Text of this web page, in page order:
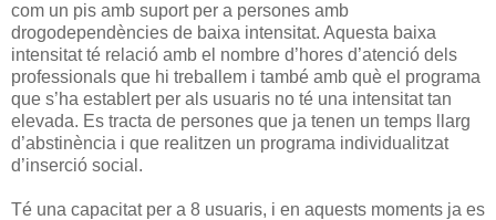
com un pis amb suport per a persones amb
drogodependències de baixa intensitat. Aquesta baixa
intensitat té relació amb el nombre d’hores d’atenció dels
professionals que hi treballem i també amb què el programa
que s’ha establert per als usuaris no té una intensitat tan
elevada. Es tracta de persones que ja tenen un temps llarg
d’abstinència i que realitzen un programa individualitzat
d’inserció social.
Té una capacitat per a 8 usuaris, i en aquests moments ja es